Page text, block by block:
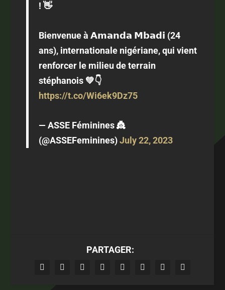
! 👋
Bienvenue à 𝗔𝗺𝗮𝗻𝗱𝗮 𝗠𝗯𝗮𝗱𝗶 (24
ans), internationale nigériane, qui vient
renforcer le milieu de terrain
stéphanois 💚👇
https://t.co/Wi6ek9Dz75
— ASSE Féminines 👸
(@ASSEFeminines)July 22, 2023
PARTAGER: